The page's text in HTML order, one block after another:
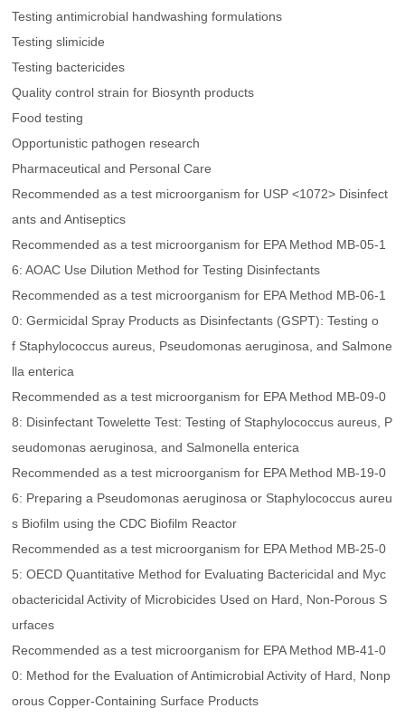
Testing antimicrobial handwashing formulations
Testing slimicide
Testing bactericides
Quality control strain for Biosynth products
Food testing
Opportunistic pathogen research
Pharmaceutical and Personal Care
Recommended as a test microorganism for USP <1072> Disinfect
ants and Antiseptics
Recommended as a test microorganism for EPA Method MB-05-1
6: AOAC Use Dilution Method for Testing Disinfectants
Recommended as a test microorganism for EPA Method MB-06-1
0: Germicidal Spray Products as Disinfectants (GSPT): Testing o
f Staphylococcus aureus Pseudomonas aeruginosa , and Salmone
lla enterica
Recommended as a test microorganism for EPA Method MB-09-0
8: Disinfectant Towelette Test: Testing of Staphylococcus aureus, P
seudomonas aeruginosa , and Salmonella enterica
Recommended as a test microorganism for EPA Method MB-19-0
6: Preparing a Pseudomonas aeruginosa or Staphylococcus aureu
s Biofilm using the CDC Biofilm Reactor
Recommended as a test microorganism for EPA Method MB-25-0
5: OECD Quantitative Method for Evaluating Bactericidal and Myc
obactericidal Activity of Microbicides Used on Hard, Non-Porous S
urfaces
Recommended as a test microorganism for EPA Method MB-41-0
0: Method for the Evaluation of Antimicrobial Activity of Hard, Nonp
orous Copper-Containing Surface Products